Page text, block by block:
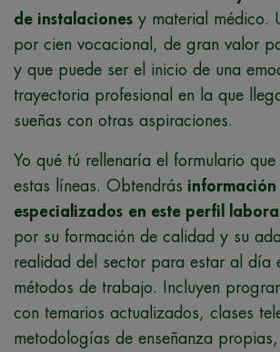
de instalaciones y material médico.
por cien vocacional, de gran valor
y que puede ser el inicio de una
trayectoria profesional en la que
sueñas con otras aspiraciones.
Yo qué tú rellenaría el formulario
estas líneas. Obtendrás información
especializados en este perfil laboral
por su formación de calidad y su
realidad del sector para estar al día
métodos de trabajo. Incluyen
con temarios actualizados, clases
metodologías de enseñanza